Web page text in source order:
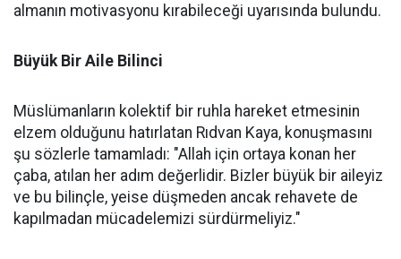
almanın motivasyonu kırabileceği uyarısında bulundu.
Büyük Bir Aile Bilinci
Müslümanların kolektif bir ruhla hareket etmesinin
elzem olduğunu hatırlatan Rıdvan Kaya, konuşmasını
şu sözlerle tamamladı: "Allah için ortaya konan her
çaba, atılan her adım değerlidir. Bizler büyük bir aileyiz
ve bu bilinçle, yeise düşmeden ancak rehavete de
kapılmadan mücadelemizi sürdürmeliyiz."